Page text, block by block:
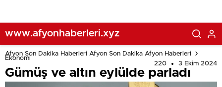
www.afyonhaberleri.xyz
Afyon Son Dakika Haberleri Afyon Son Dakika Afyon Haberleri
Ekonomi
220
3 Ekim 2024
Gümüş ve altın eylülde parladı